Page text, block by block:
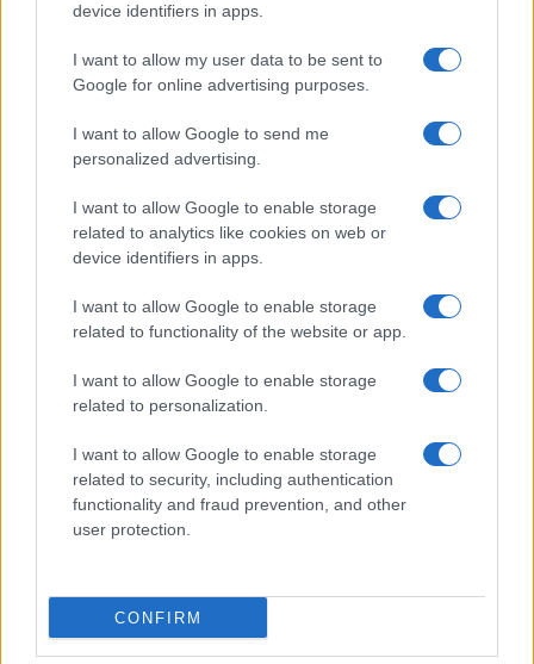
device identifiers in apps.
I want to allow my user data to be sent to
Google for online advertising purposes.
I want to allow Google to send me
personalized advertising.
I want to allow Google to enable storage
related to analytics like cookies on web or
device identifiers in apps.
I want to allow Google to enable storage
related to functionality of the website or app.
I want to allow Google to enable storage
related to personalization.
I want to allow Google to enable storage
related to security, including authentication
functionality and fraud prevention, and other
user protection.
CONFIRM